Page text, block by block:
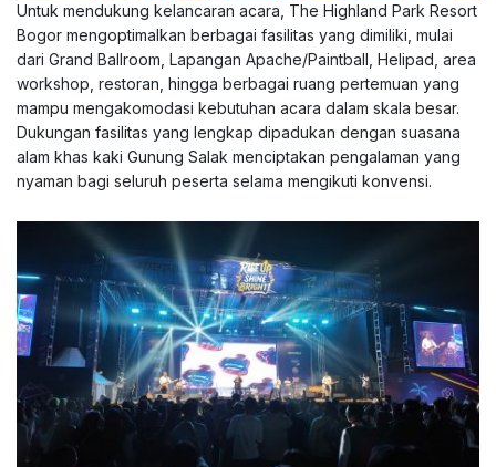
Untuk mendukung kelancaran acara, The Highland Park Resort
Bogor mengoptimalkan berbagai fasilitas yang dimiliki, mulai
dari Grand Ballroom, Lapangan Apache/Paintball, Helipad, area
workshop, restoran, hingga berbagai ruang pertemuan yang
mampu mengakomodasi kebutuhan acara dalam skala besar.
Dukungan fasilitas yang lengkap dipadukan dengan suasana
alam khas kaki Gunung Salak menciptakan pengalaman yang
nyaman bagi seluruh peserta selama mengikuti konvensi.